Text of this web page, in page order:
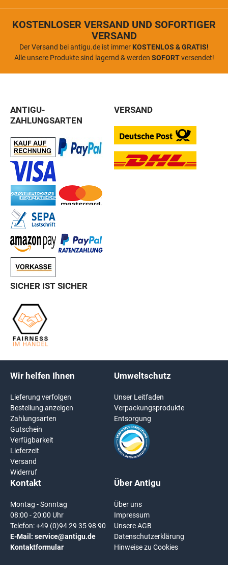
KOSTENLOSER VERSAND UND SOFORTIGER
VERSAND
Der Versand bei antigu.de ist immer KOSTENLOS & GRATIS!
Alle unsere Produkte sind lagernd & werden SOFORTversendet!
ANTIGU-
ZAHLUNGSARTEN
VERSAND
SICHER IST SICHER
Wir helfen Ihnen
Lieferung verfolgen
Bestellung anzeigen
Zahlungsarten
Gutschein
Verfügbarkeit
Lieferzeit
Versand
Widerruf
Umweltschutz
Unser Leitfaden
Verpackungsprodukte
Entsorgung
Kontakt
Montag - Sonntag
08:00 - 20:00 Uhr
Telefon:+49 (0)94 29 35 98 90
E-Mail: service@antigu.de
Kontaktformular
Über Antigu
Über uns
Impressum
Unsere AGB
Datenschutzerklärung
Hinweise zu Cookies